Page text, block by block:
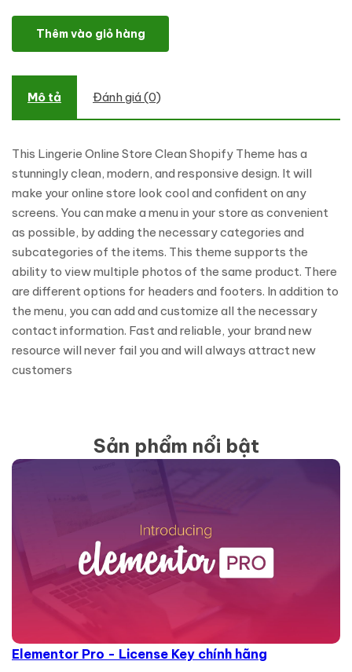
Angel - Lingerie Online Store Clean Shopify Theme số lượng
Thêm vào giỏ hàng
Mô tả Đánh giá (0)
This Lingerie Online Store Clean Shopify Theme has a
stunningly clean, modern, and responsive design. It will
make your online store look cool and confident on any
screens. You can make a menu in your store as convenient
as possible, by adding the necessary categories and
subcategories of the items. This theme supports the
ability to view multiple photos of the same product. There
are different options for headers and footers. In addition to
the menu, you can add and customize all the necessary
contact information. Fast and reliable, your brand new
resource will never fail you and will always attract new
customers
Sản phẩm nổi bật
Elementor Pro - License Key chính hãng